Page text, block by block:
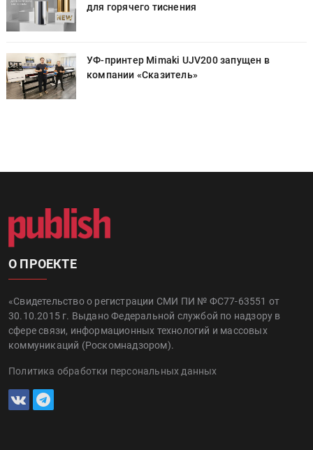
для горячего тиснения
УФ-принтер Mimaki UJV200 запущен в
компании «Сказитель»
О ПРОЕКТЕ
«Свидетельство о регистрации СМИ ПИ № ФС77-63551 от
30.10.2015 г. Выдано Федеральной службой по надзору в
сфере связи, информационных технологий и массовых
коммуникаций (Роскомнадзором).
Политика обработки персональных данных